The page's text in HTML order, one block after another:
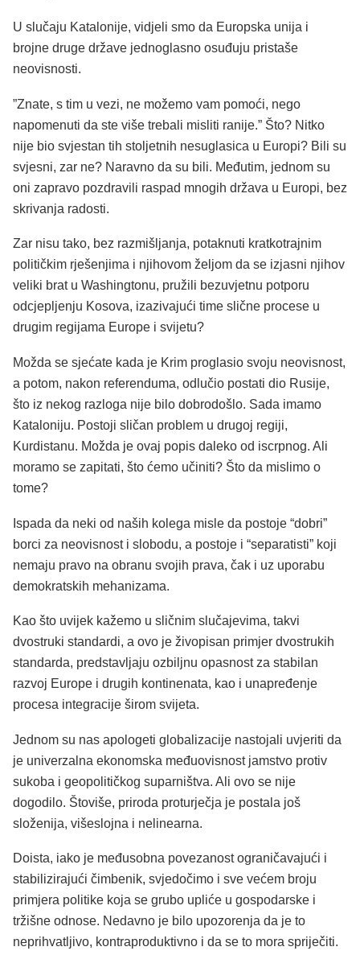
U slučaju Katalonije, vidjeli smo da Europska unija i
brojne druge države jednoglasno osuđuju pristaše
neovisnosti.
”Znate, s tim u vezi, ne možemo vam pomoći, nego
napomenuti da ste više trebali misliti ranije.” Što? Nitko
nije bio svjestan tih stoljetnih nesuglasica u Europi? Bili su
svjesni, zar ne? Naravno da su bili. Međutim, jednom su
oni zapravo pozdravili raspad mnogih država u Europi, bez
skrivanja radosti.
Zar nisu tako, bez razmišljanja, potaknuti kratkotrajnim
političkim rješenjima i njihovom željom da se izjasni njihov
veliki brat u Washingtonu, pružili bezuvjetnu potporu
odcjepljenju Kosova, izazivajući time slične procese u
drugim regijama Europe i svijetu?
Možda se sjećate kada je Krim proglasio svoju neovisnost,
a potom, nakon referenduma, odlučio postati dio Rusije,
što iz nekog razloga nije bilo dobrodošlo. Sada imamo
Kataloniju. Postoji sličan problem u drugoj regiji,
Kurdistanu. Možda je ovaj popis daleko od iscrpnog. Ali
moramo se zapitati, što ćemo učiniti? Što da mislimo o
tome?
Ispada da neki od naših kolega misle da postoje “dobri”
borci za neovisnost i slobodu, a postoje i “separatisti” koji
nemaju pravo na obranu svojih prava, čak i uz uporabu
demokratskih mehanizama.
Kao što uvijek kažemo u sličnim slučajevima, takvi
dvostruki standardi, a ovo je živopisan primjer dvostrukih
standarda, predstavljaju ozbiljnu opasnost za stabilan
razvoj Europe i drugih kontinenata, kao i unapređenje
procesa integracije širom svijeta.
Jednom su nas apologeti globalizacije nastojali uvjeriti da
je univerzalna ekonomska međuovisnost jamstvo protiv
sukoba i geopolitičkog suparništva. Ali ovo se nije
dogodilo. Štoviše, priroda proturječja je postala još
složenija, višeslojna i nelinearna.
Doista, iako je međusobna povezanost ograničavajući i
stabilizirajući čimbenik, svjedočimo i sve većem broju
primjera politike koja se grubo upliće u gospodarske i
tržišne odnose. Nedavno je bilo upozorenja da je to
neprihvatljivo, kontraproduktivno i da se to mora spriječiti.